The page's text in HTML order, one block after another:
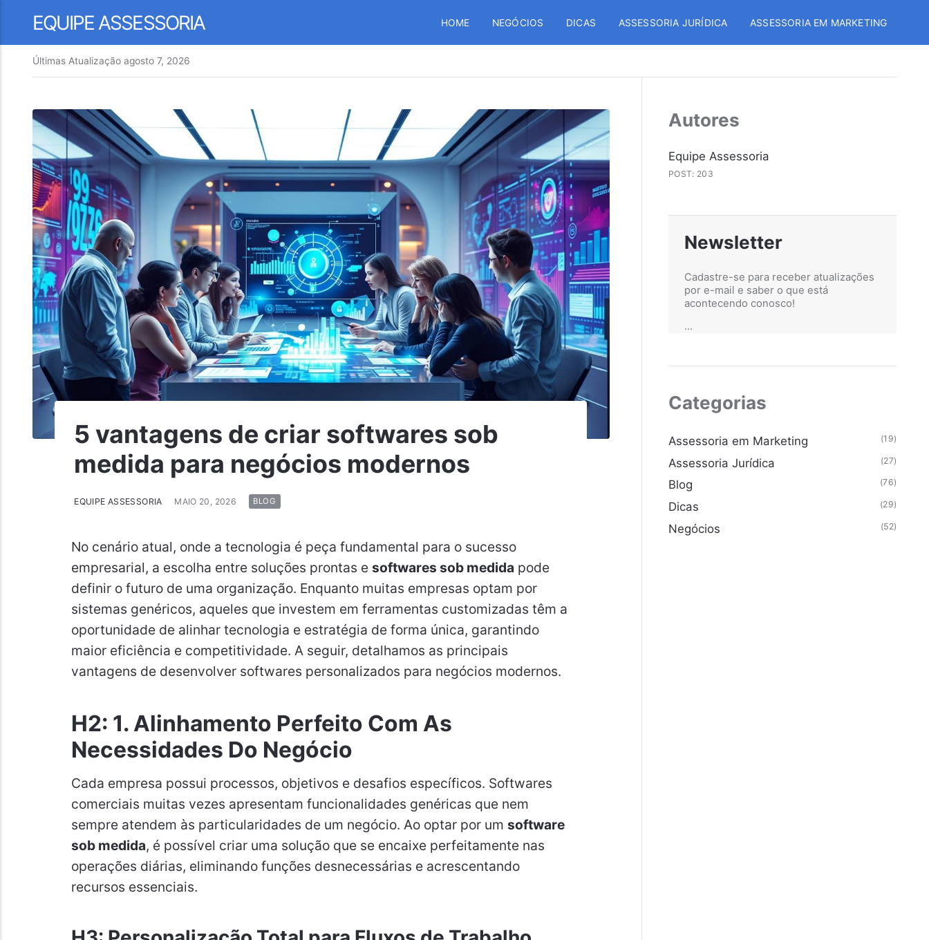
EQUIPE ASSESSORIA HOME NEGÓCIOS DICAS ASSESSORIA JURÍDICA ASSESSORIA EM MARKETING
Últimas Atualização agosto 7, 2026
5 vantagens de criar softwares sob
medida para negócios modernos
EQUIPE ASSESSORIA MAIO 20, 2026 BLOG
No cenário atual, onde a tecnologia é peça fundamental para o sucesso
empresarial, a escolha entre soluções prontas e softwares sob medida pode
definir o futuro de uma organização. Enquanto muitas empresas optam por
sistemas genéricos, aqueles que investem em ferramentas customizadas têm a
oportunidade de alinhar tecnologia e estratégia de forma única, garantindo
maior eficiência e competitividade. A seguir, detalhamos as principais
vantagens de desenvolver softwares personalizados para negócios modernos.
H2: 1. Alinhamento Perfeito Com As
Necessidades Do Negócio
Cada empresa possui processos, objetivos e desafios específicos. Softwares
comerciais muitas vezes apresentam funcionalidades genéricas que nem
sempre atendem às particularidades de um negócio. Ao optar por um software
sob medida, é possível criar uma solução que se encaixe perfeitamente nas
operações diárias, eliminando funções desnecessárias e acrescentando
recursos essenciais.
Autores
Equipe Assessoria
POST: 203
Newsletter
Cadastre-se para receber atualizações
por e-mail e saber o que está
acontecendo conosco!
...
Categorias
Assessoria em Marketing (19)
Assessoria Jurídica (27)
Blog (76)
Dicas (29)
Negócios (52)